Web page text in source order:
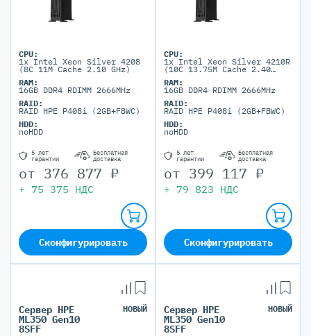
CPU:
1x Intel Xeon Silver 4208
(8C 11M Cache 2.10 GHz)
RAM:
16GB DDR4 RDIMM 2666MHz
RAID:
RAID HPE P408i (2GB+FBWC)
HDD:
noHDD
5 лет
гарантии
Бесплатная
доставка
от 376 877 ₽
+ 75 375 НДС
Сконфигурировать
CPU:
1x Intel Xeon Silver 4210R
(10C 13.75M Cache 2.40
RAM:
16GB DDR4 RDIMM 2666MHz
RAID:
RAID HPE P408i (2GB+FBWC)
HDD:
noHDD
5 лет
гарантии
Бесплатная
доставка
от 399 117 ₽
+ 79 823 НДС
Сконфигурировать
Сервер HPE
ML350 Gen10
8SFF
НОВЫЙ Сервер HPE
ML350 Gen10
8SFF
НОВЫЙ